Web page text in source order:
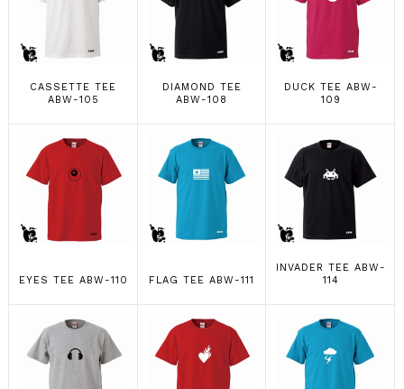
CASSETTE TEE
ABW-105
DIAMOND TEE
ABW-108
DUCK TEE ABW-
109
EYES TEE ABW-110 FLAG TEE ABW-111
INVADER TEE ABW-
114